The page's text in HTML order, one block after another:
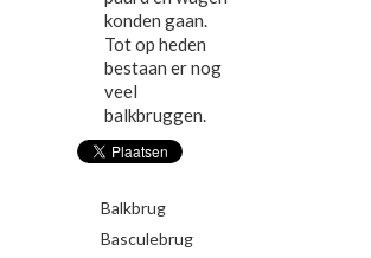
konden gaan.
Tot op heden
bestaan er nog
veel
balkbruggen.
Balkbrug
Basculebrug